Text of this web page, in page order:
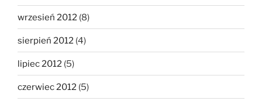
wrzesień 2012 (8)
sierpień 2012 (4)
lipiec 2012 (5)
czerwiec 2012 (5)